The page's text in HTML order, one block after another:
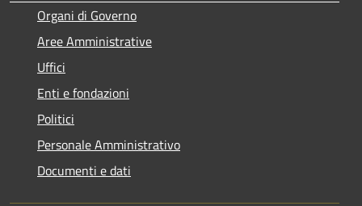
Organi di Governo
Aree Amministrative
Uffici
Enti e fondazioni
Politici
Personale Amministrativo
Documenti e dati